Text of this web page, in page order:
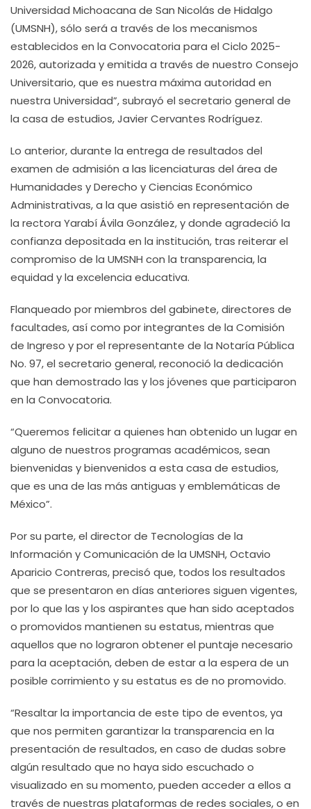
Universidad Michoacana de San Nicolás de Hidalgo
(UMSNH), sólo será a través de los mecanismos
establecidos en la Convocatoria para el Ciclo 2025-
2026, autorizada y emitida a través de nuestro Consejo
Universitario, que es nuestra máxima autoridad en
nuestra Universidad”, subrayó el secretario general de
la casa de estudios, Javier Cervantes Rodríguez.
Lo anterior, durante la entrega de resultados del
examen de admisión a las licenciaturas del área de
Humanidades y Derecho y Ciencias Económico
Administrativas, a la que asistió en representación de
la rectora Yarabí Ávila González, y donde agradeció la
confianza depositada en la institución, tras reiterar el
compromiso de la UMSNH con la transparencia, la
equidad y la excelencia educativa.
Flanqueado por miembros del gabinete, directores de
facultades, así como por integrantes de la Comisión
de Ingreso y por el representante de la Notaría Pública
No. 97, el secretario general, reconoció la dedicación
que han demostrado las y los jóvenes que participaron
en la Convocatoria.
“Queremos felicitar a quienes han obtenido un lugar en
alguno de nuestros programas académicos, sean
bienvenidas y bienvenidos a esta casa de estudios,
que es una de las más antiguas y emblemáticas de
México”.
Por su parte, el director de Tecnologías de la
Información y Comunicación de la UMSNH, Octavio
Aparicio Contreras, precisó que, todos los resultados
que se presentaron en días anteriores siguen vigentes,
por lo que las y los aspirantes que han sido aceptados
o promovidos mantienen su estatus, mientras que
aquellos que no lograron obtener el puntaje necesario
para la aceptación, deben de estar a la espera de un
posible corrimiento y su estatus es de no promovido.
“Resaltar la importancia de este tipo de eventos, ya
que nos permiten garantizar la transparencia en la
presentación de resultados, en caso de dudas sobre
algún resultado que no haya sido escuchado o
visualizado en su momento, pueden acceder a ellos a
través de nuestras plataformas de redes sociales, o en